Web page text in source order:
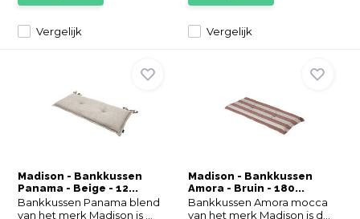
Vergelijk Vergelijk
Madison - Bankkussen
Panama - Beige - 12...
Bankkussen Panama blend
van het merk Madison is ...
Madison - Bankkussen
Amora - Bruin - 180...
Bankkussen Amora mocca
van het merk Madison is d...